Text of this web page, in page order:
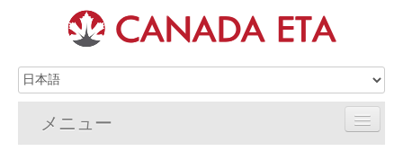
メニュー